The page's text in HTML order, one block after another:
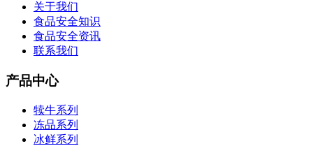
关于我们
食品安全知识
食品安全资讯
联系我们
产品中心
犊牛系列
冻品系列
冰鲜系列